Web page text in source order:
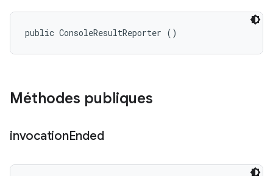
public ConsoleResultReporter ()
Méthodes publiques
invocationEnded